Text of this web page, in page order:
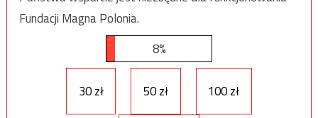
Fundacji Magna Polonia.
8%
30 zł 50 zł 100 zł